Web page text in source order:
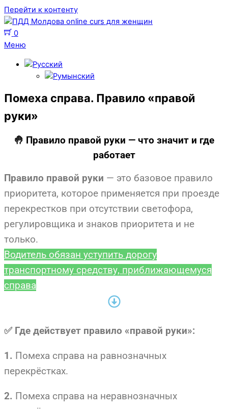
Перейти к контенту
0
Меню
Помеха справа. Правило «правой
руки»
🤚 Правило правой руки — что значит и где
работает
Правило правой руки — это базовое правило
приоритета, которое применяется при проезде
перекрестков при отсутствии светофора,
регулировщика и знаков приоритета и не
только.
Водитель обязан уступить дорогу
транспортному средству, приближающемуся
справа
✅ Где действует правило «правой руки»:
1. Помеха справа на равнозначных
перекрёстках.
2. Помеха справа на неравнозначных